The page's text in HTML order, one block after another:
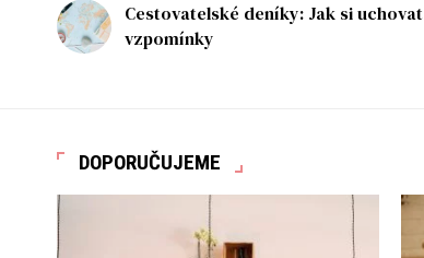
Cestovatelské deníky: Jak si uchovat
vzpomínky
DOPORUČUJEME